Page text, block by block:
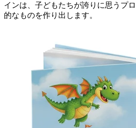
インは、子どもたちが誇りに思うプ
的なものを作り出します。